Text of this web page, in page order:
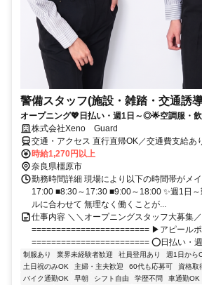
警備スタッフ(施設・雑踏・交通誘
オープニング💖日払い・週1日～◎🌟空調服・
株式会社Xeno Guard
交通・アクセス 直行直帰OK／交通費支給あ
時給1,270円以上
奈良県橿原市
勤務時間詳細 現場により以下の時間帯がメ
17:00 ■8:30～17:30 ■9:00～18:00 ✨週1日
ルに合わせて 無理なく働くことが...
仕事内容 ＼＼オープニングスタッフ大募集
======================== ▶アピールポ
======================== ⭕️日払い・
制服あり 業界未経験者歓迎 社員登用あり 週1日から
土日祝のみOK
主婦・主夫歓迎 60代も応募可 資格取
バイク通勤OK
早朝 シフト自由 学歴不問 車通勤OK